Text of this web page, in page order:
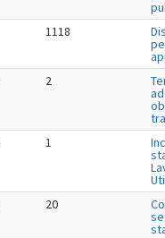
1118
2
1
20